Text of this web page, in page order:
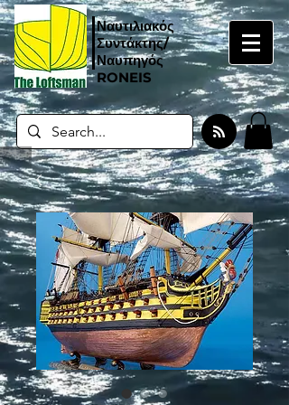
Ναυτιλιακός
Συντάκτης/
Ναυπηγός
RONEIS